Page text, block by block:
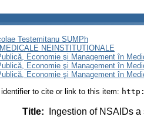
Testemitanu SUMPh
NEINSTITUȚIONALE
Economie şi Management în
Economie şi Management în
Economie şi Management în
to cite or link to this item:
Title:
Ingestion of NSAIDs